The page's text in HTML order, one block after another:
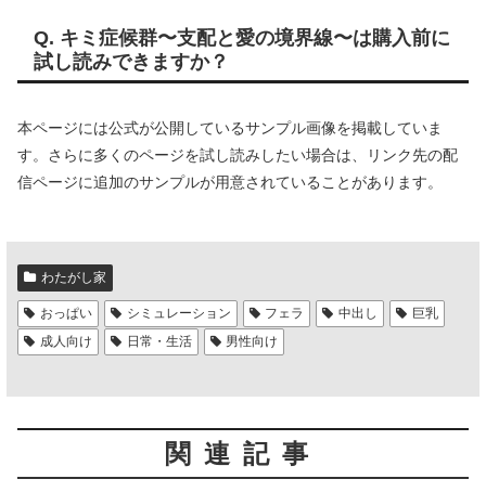
Q. キミ症候群〜支配と愛の境界線〜は購入前に
試し読みできますか？
本ページには公式が公開しているサンプル画像を掲載していま
す。さらに多くのページを試し読みしたい場合は、リンク先の配
信ページに追加のサンプルが用意されていることがあります。
わたがし家
おっぱい シミュレーション フェラ 中出し
巨乳
成人向け
日常・生活 男性向け
関連記事